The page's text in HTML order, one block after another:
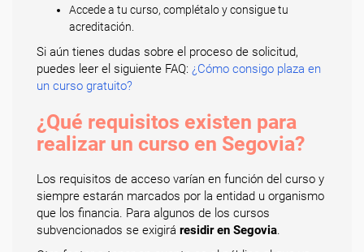
Accede a tu curso, complétalo y consigue tu
acreditación.
Si aún tienes dudas sobre el proceso de solicitud,
puedes leer el siguiente FAQ: ¿Cómo consigo plaza en
un curso gratuito?
¿Qué requisitos existen para
realizar un curso en Segovia?
Los requisitos de acceso varían en función del curso y
siempre estarán marcados por la entidad u organismo
que los financia. Para algunos de los cursos
subvencionados se exigirá residir en Segovia.